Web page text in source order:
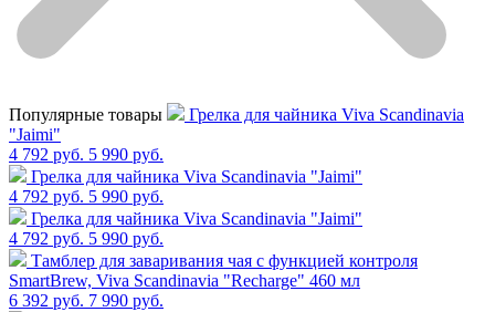
Популярные товары
Грелка для чайника Viva Scandinavia
"Jaimi"
4 792 руб. 5 990 руб.
Грелка для чайника Viva Scandinavia "Jaimi"
4 792 руб. 5 990 руб.
Грелка для чайника Viva Scandinavia "Jaimi"
4 792 руб. 5 990 руб.
Тамблер для заваривания чая с функцией контроля
SmartBrew, Viva Scandinavia "Recharge" 460 мл
6 392 руб. 7 990 руб.